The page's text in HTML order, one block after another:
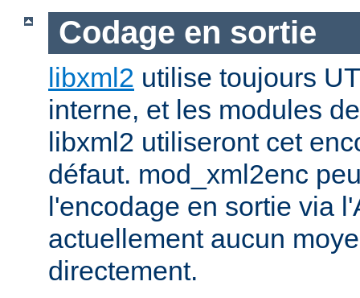
Codage en sortie
libxml2 utilise toujours
interne, et les modules
libxml2 utiliseront cet
défaut. mod_xml2enc
l'encodage en sortie via
actuellement aucun
directement.